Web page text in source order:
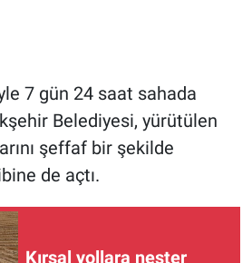
7 gün 24 saat sahada
Belediyesi, yürütülen
şeffaf bir şekilde
de açtı.
Kırsal yollara neşter